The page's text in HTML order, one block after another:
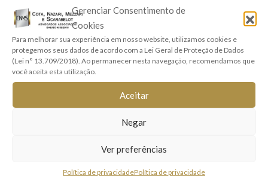
Gerenciar Consentimento de
Cookies
Para melhorar sua experiência em nosso website, utilizamos cookies e
protegemos seus dados de acordo com a Lei Geral de Proteção de Dados
(Lei n° 13.709/2018). Ao permanecer nesta navegação, recomendamos que
você aceita esta utilização.
Aceitar
Negar
Ver preferências
Política de privacidadePolítica de privacidade
Porém, o STF nesta última quinta-feira (13/05/2021),
definiu que o ICMS deve ser excluído da base de cálculos
do PIS/CONFIS.
Inclusive, o STF entendeu que deve ser excluído do
cálculo tanto o “ICMS Destacado”, que é o valor total do
tributo cobrado em uma operação, quanto o “ICMS
Recolhido”, que é a diferença entre o que a empresa paga
Em face disso, as empresas poderão solicitar a devolução